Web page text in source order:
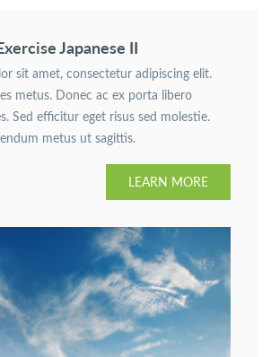
Japanese II
sit amet, consectetur adipiscing elit.
metus. Donec ac ex porta libero
Sed efficitur eget risus sed molestie.
metus ut sagittis.
LEARN MORE